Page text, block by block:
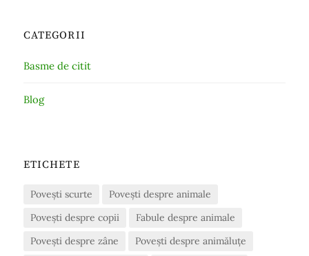
CATEGORII
Basme de citit
Blog
ETICHETE
Povești scurte
Povești despre animale
Povești despre copii
Fabule despre animale
Povești despre zâne
Povești despre animăluțe